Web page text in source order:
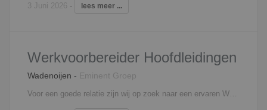
3 Juni 2026 - lees meer ...
Werkvoorbereider Hoofdleidingen
Wadenoijen - Eminent Groep
Voor een goede relatie zijn wij op zoek naar een ervaren Werkvoorbereider Hoofdleidingen voor een vaste positie. In deze functie ben je verantwoordelijk voor een goede werkvoorbereiding van diverse projecten in de hoofdleidingen. De werkzaamheden in deze functie zijn: Het verzorgen van een goede werkvoorberiding en tussentijdse zaken oppakken voor de aangenomen projecten Het opstellen en beheren van een gedegen projectplanning Het opstellen- en bijhouden van uitvoeringsmappen Bijhouden van financiele rapportages van de lopende projecten Klic meldingen verzorgen Werkoverleg houden met de betrokken collega's (uitvoerder, Planner) van de aangenomen projecten Tijdig signaliseren van knelpunten en hier tijdig op anticiperen Interesse? Neem contact op met Lars van Schooten, 06 - 41 60 77 70,